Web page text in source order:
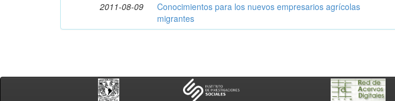
2011-08-09
Conocimientos para los nuevos empresarios agrícolas
migrantes